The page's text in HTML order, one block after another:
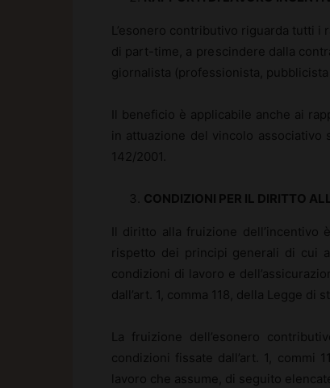
L’esonero contributivo riguarda tutti
di part-time, a prescindere dalla
giornalista (professionista, pubblicista
Il beneficio è applicabile anche ai
in attuazione del vincolo
142/2001.
CONDIZIONI PER IL DIRITTO
Il diritto alla fruizione dell’incentivo
rispetto dei principi generali di cui
condizioni di lavoro e
dall’art. 1, comma 118, della Legge di
La fruizione dell’esonero
condizioni fissate dall’art. 1, commi
lavoro che assume, di seguito